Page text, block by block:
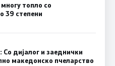
топло со
39 степени
дијалог и заеднички
македонско пчеларство